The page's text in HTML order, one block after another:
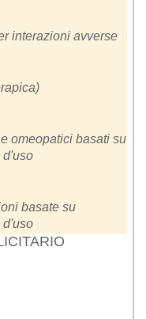
interazioni avverse
omeopatici basati su
d'uso
basate su
d'uso